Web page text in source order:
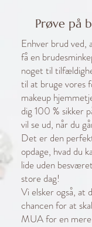
Prøve på
Enhver brud
få en
noget til
til at bruge vores
makeup
dig 100 % sikker
vil se ud, når du
Det er den
opdage, hvad du
lide uden
store dag!
Vi elsker også, at
chancen for at
MUA for en mere